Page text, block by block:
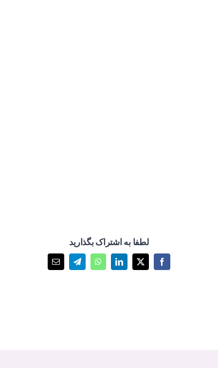
لطفا به اشتراک بگذارید
Facebook
X
LinkedIn
WhatsApp
Telegramپست
الکترونیک